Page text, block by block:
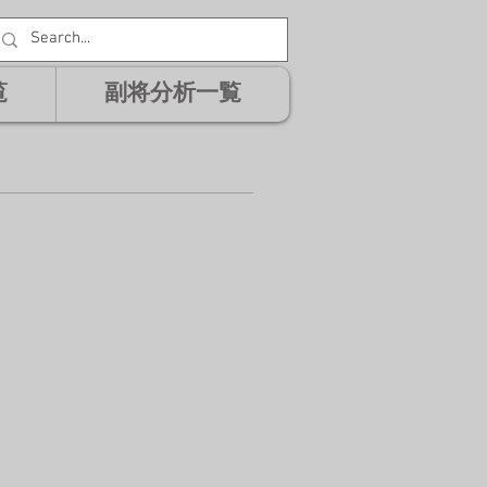
副将分析一覧